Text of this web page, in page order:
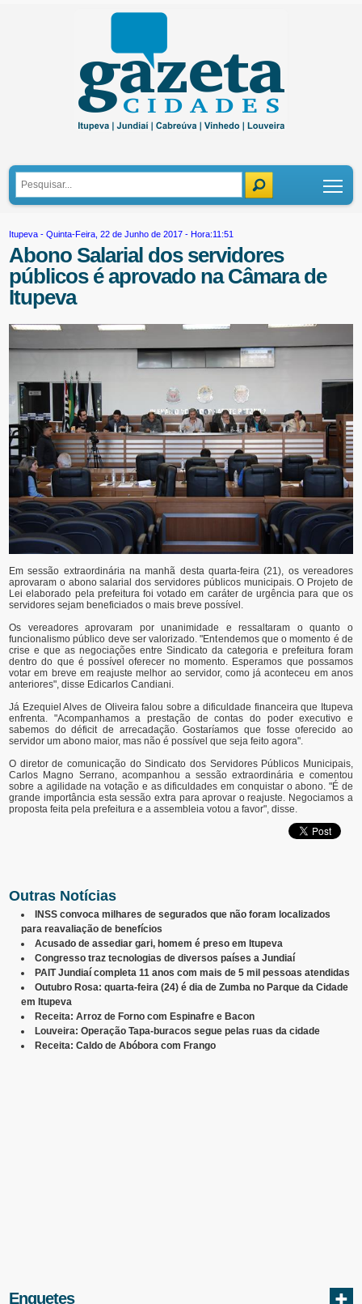
Itupeva - Quinta-Feira, 22 de Junho de 2017 - Hora:11:51
Abono Salarial dos servidores
públicos é aprovado na Câmara de
Itupeva
Em sessão extraordinária na manhã desta quarta-feira (21), os vereadores
aprovaram o abono salarial dos servidores públicos municipais. O Projeto de
Lei elaborado pela prefeitura foi votado em caráter de urgência para que os
servidores sejam beneficiados o mais breve possível.
Os vereadores aprovaram por unanimidade e ressaltaram o quanto o
funcionalismo público deve ser valorizado. "Entendemos que o momento é de
crise e que as negociações entre Sindicato da categoria e prefeitura foram
dentro do que é possível oferecer no momento. Esperamos que possamos
votar em breve em reajuste melhor ao servidor, como já aconteceu em anos
anteriores", disse Edicarlos Candiani.
Já Ezequiel Alves de Oliveira falou sobre a dificuldade financeira que Itupeva
enfrenta. "Acompanhamos a prestação de contas do poder executivo e
sabemos do déficit de arrecadação. Gostaríamos que fosse oferecido ao
servidor um abono maior, mas não é possível que seja feito agora".
O diretor de comunicação do Sindicato dos Servidores Públicos Municipais,
Carlos Magno Serrano, acompanhou a sessão extraordinária e comentou
sobre a agilidade na votação e as dificuldades em conquistar o abono. "É de
grande importância esta sessão extra para aprovar o reajuste. Negociamos a
proposta feita pela prefeitura e a assembleia votou a favor", disse.
Outras Notícias
INSS convoca milhares de segurados que não foram localizados
para reavaliação de benefícios
Acusado de assediar gari, homem é preso em Itupeva
Congresso traz tecnologias de diversos países a Jundiaí
PAIT Jundiaí completa 11 anos com mais de 5 mil pessoas atendidas
Outubro Rosa: quarta-feira (24) é dia de Zumba no Parque da Cidade
em Itupeva
Receita: Arroz de Forno com Espinafre e Bacon
Louveira: Operação Tapa-buracos segue pelas ruas da cidade
Receita: Caldo de Abóbora com Frango
Enquetes